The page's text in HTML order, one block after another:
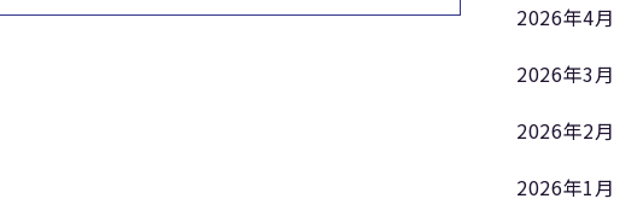
2026年4月
2026年3月
2026年2月
2026年1月